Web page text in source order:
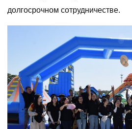
долгосрочном сотрудничестве.